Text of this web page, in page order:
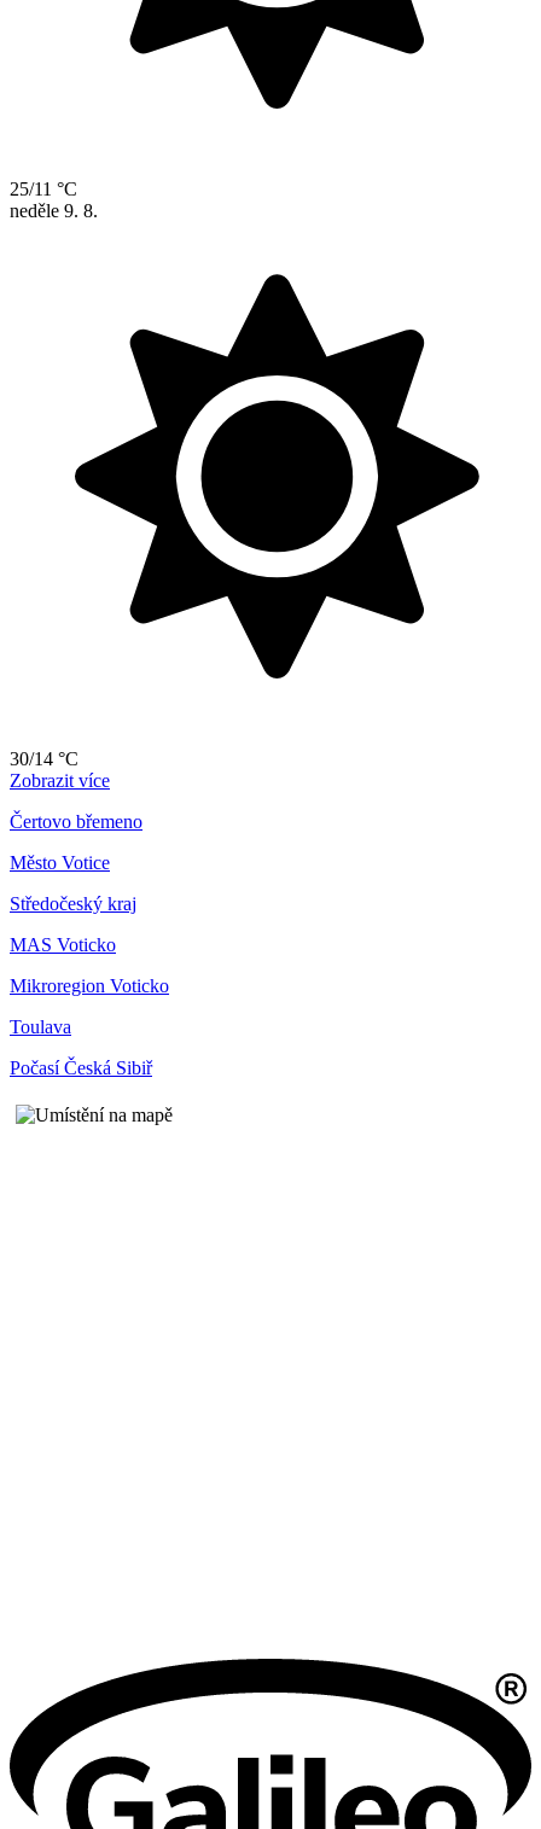
25/11 °C
neděle 9. 8.
30/14 °C
Zobrazit více
Čertovo břemeno
Město Votice
Středočeský kraj
MAS Voticko
Mikroregion Voticko
Toulava
Počasí Česká Sibiř